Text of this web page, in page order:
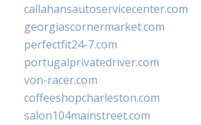
callahansautoservicecenter.com
georgiascornermarket.com
perfectfit24-7.com
portugalprivatedriver.com
von-racer.com
coffeeshopcharleston.com
salon104mainstreet.com